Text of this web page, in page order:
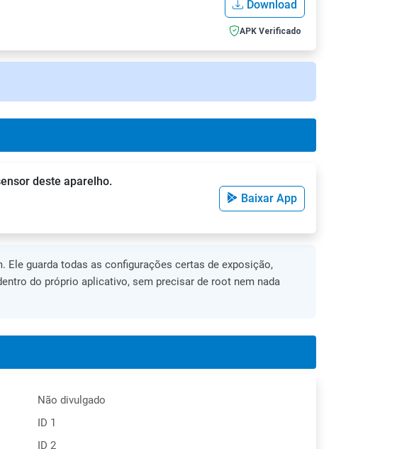
Download
APK Verificado
deste aparelho.
Baixar App
Ele guarda todas as configurações certas de exposição,
do próprio aplicativo, sem precisar de root nem nada
Não divulgado
ID 1
ID 2